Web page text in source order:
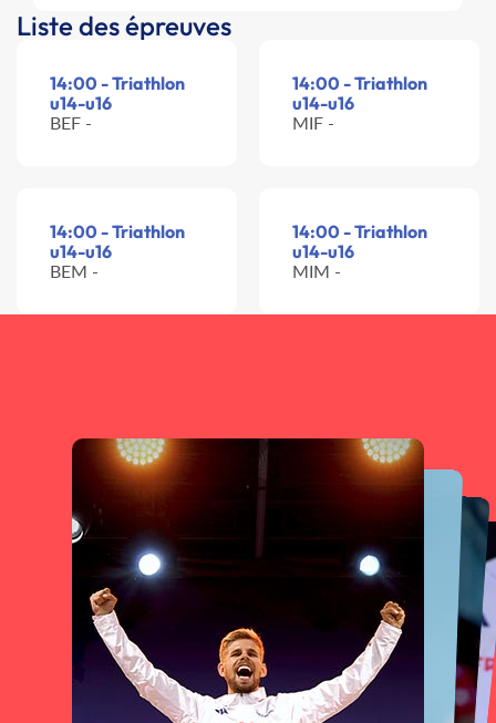
Liste des épreuves
14:00 - Triathlon
u14-u16
BEF -
14:00 - Triathlon
u14-u16
MIF -
14:00 - Triathlon
u14-u16
BEM -
14:00 - Triathlon
u14-u16
MIM -